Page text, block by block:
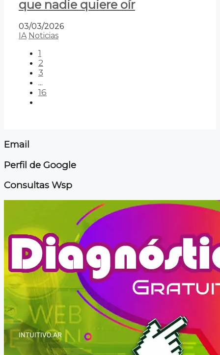
que nadie quiere oír
03/03/2026
IA Noticias
1
2
3
...
16
Email
Perfil de Google
Consultas Wsp